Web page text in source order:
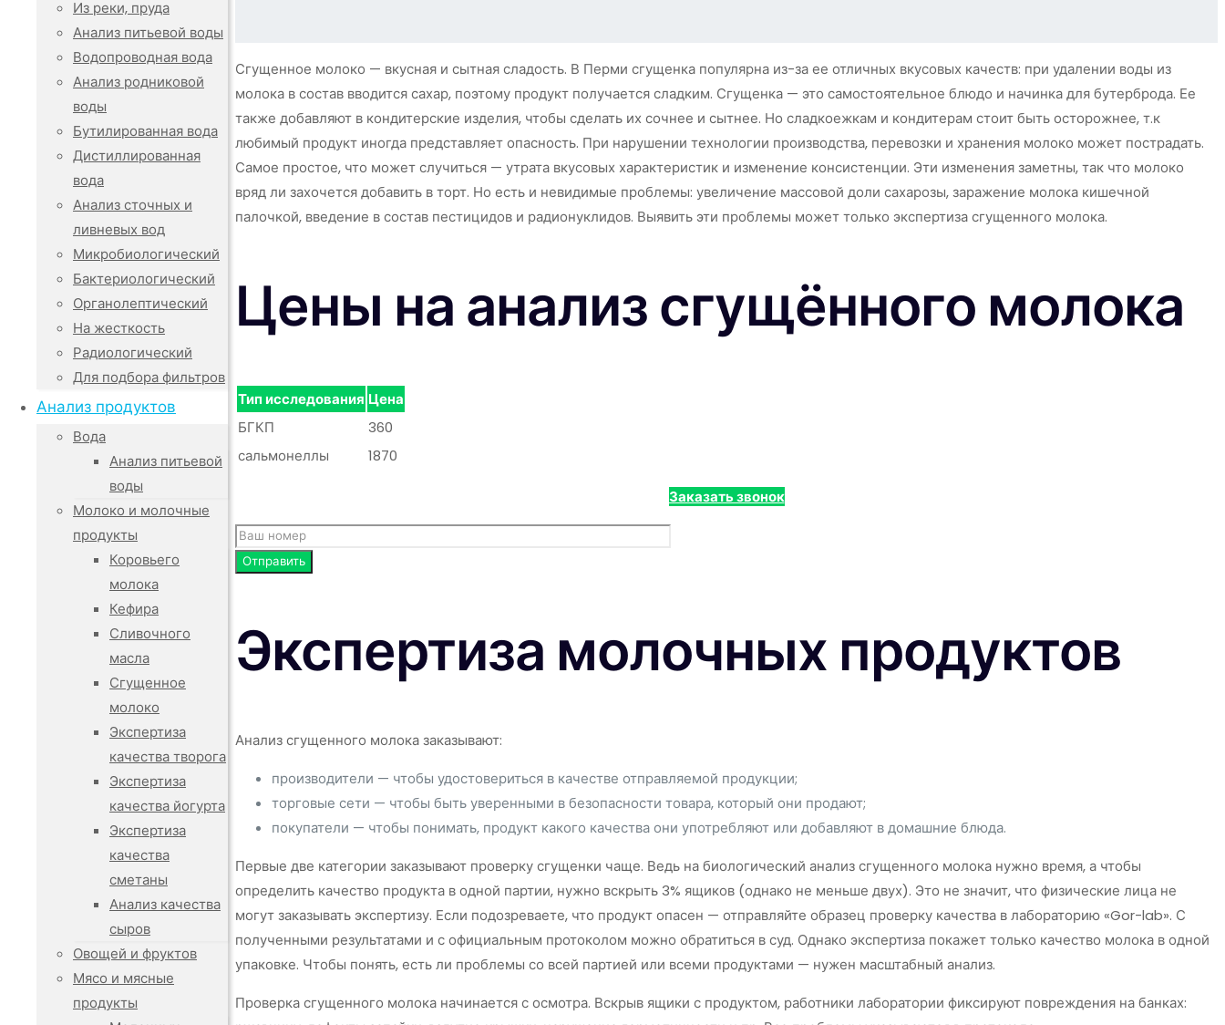
Из реки, пруда
Анализ питьевой воды
Водопроводная вода
Анализ родниковой
воды
Бутилированная вода
Дистиллированная
вода
Анализ сточных и
ливневых вод
Микробиологический
Бактериологический
Органолептический
На жесткость
Радиологический
Для подбора фильтров
Анализ продуктов
Вода
Анализ питьевой
воды
Молоко и молочные
продукты
Коровьего
молока
Кефира
Сливочного
масла
Сгущенное
молоко
Экспертиза
качества творога
Экспертиза
качества йогурта
Экспертиза
качества
сметаны
Анализ качества
сыров
Овощей и фруктов
Мясо и мясные
продукты
Сгущенное молоко — вкусная и сытная сладость. В Перми сгущенка популярна из-за ее отличных вкусовых качеств: при удалении воды из
молока в состав вводится сахар, поэтому продукт получается сладким. Сгущенка — это самостоятельное блюдо и начинка для бутерброда. Ее
также добавляют в кондитерские изделия, чтобы сделать их сочнее и сытнее. Но сладкоежкам и кондитерам стоит быть осторожнее, т.к
любимый продукт иногда представляет опасность. При нарушении технологии производства, перевозки и хранения молоко может пострадать.
Самое простое, что может случиться — утрата вкусовых характеристик и изменение консистенции. Эти изменения заметны, так что молоко
вряд ли захочется добавить в торт. Но есть и невидимые проблемы: увеличение массовой доли сахарозы, заражение молока кишечной
палочкой, введение в состав пестицидов и радионуклидов. Выявить эти проблемы может только экспертиза сгущенного молока.
Цены на анализ сгущённого молока
Тип исследования Цена
БГКП
360
сальмонеллы
1870
Заказать звонок
Экспертиза молочных продуктов
Анализ сгущенного молока заказывают:
производители — чтобы удостовериться в качестве отправляемой продукции;
торговые сети — чтобы быть уверенными в безопасности товара, который они продают;
покупатели — чтобы понимать, продукт какого качества они употребляют или добавляют в домашние блюда.
Первые две категории заказывают проверку сгущенки чаще. Ведь на биологический анализ сгущенного молока нужно время, а чтобы
определить качество продукта в одной партии, нужно вскрыть 3% ящиков (однако не меньше двух). Это не значит, что физические лица не
могут заказывать экспертизу. Если подозреваете, что продукт опасен — отправляйте образец проверку качества в лабораторию «Gor-lab». С
полученными результатами и с официальным протоколом можно обратиться в суд. Однако экспертиза покажет только качество молока в одной
упаковке. Чтобы понять, есть ли проблемы со всей партией или всеми продуктами — нужен масштабный анализ.
Проверка сгущенного молока начинается с осмотра. Вскрыв ящики с продуктом, работники лаборатории фиксируют повреждения на банках: